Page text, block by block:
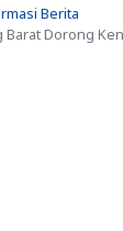
Berita
Barat Dorong